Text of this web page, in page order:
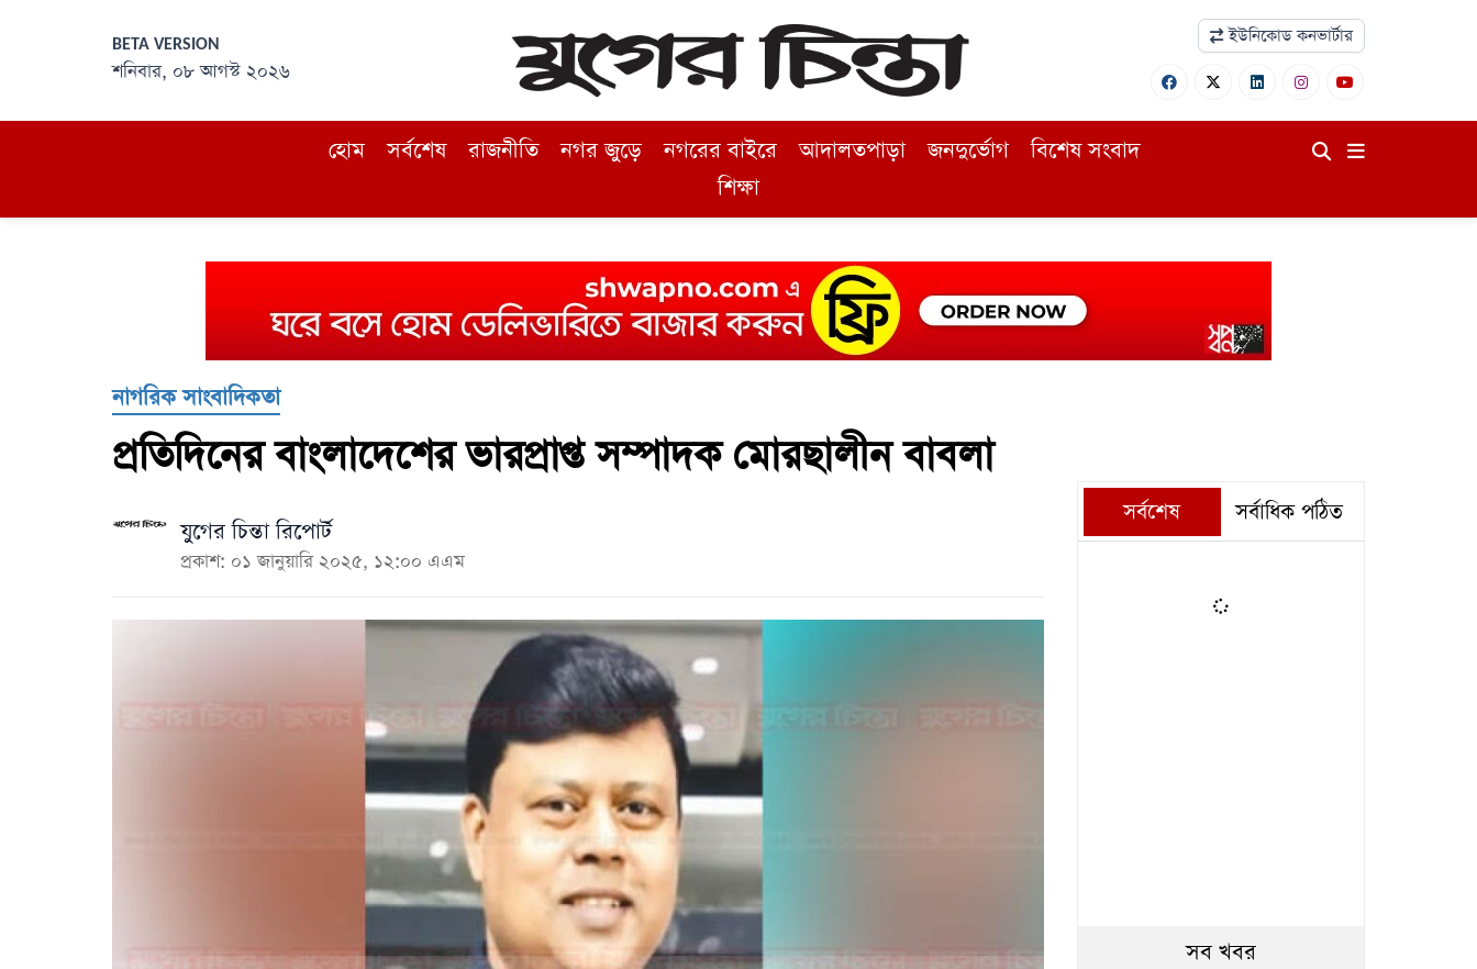
BETA VERSION
শনিবার, ০৮ আগস্ট ২০২৬
ইউনিকোড কনভার্টার
হোম সর্বশেষ রাজনীতি নগর জুড়ে নগরের বাইরে আদালতপাড়া জনদুর্ভোগ
বিশেষ সংবাদ
শিক্ষা
নাগরিক সাংবাদিকতা
প্রতিদিনের বাংলাদেশের ভারপ্রাপ্ত সম্পাদক মোরছালীন বাবলা
যুগের চিন্তা রিপোর্ট
প্রকাশ: ০১ জানুয়ারি ২০২৫, ১২:০০ এএম
সর্বশেষ সর্বাধিক পঠিত
সব খবর